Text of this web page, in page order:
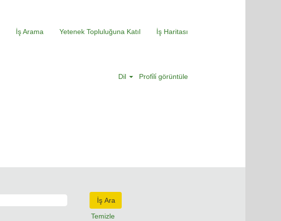
İş Arama Yetenek Topluluğuna Katıl İş Haritası
Dil Profi̇li̇ görüntüle
Temizle